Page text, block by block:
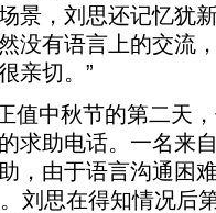
景，刘思还记忆犹
没有语言上的交流
亲切。”
中秋节的第二天，
求助电话。一名来
，由于语言沟通困
刘思在得知情况后